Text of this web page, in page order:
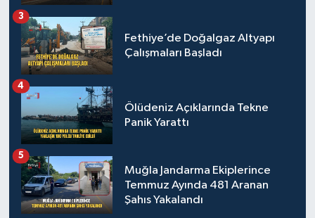
Fethiye’de Doğalgaz Altyapı
Çalışmaları Başladı
3
Ölüdeniz Açıklarında Tekne
Panik Yarattı
4
Muğla Jandarma Ekiplerince
Temmuz Ayında 481 Aranan
Şahıs Yakalandı
5